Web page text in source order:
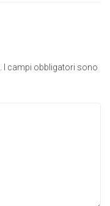
I campi obbligatori sono